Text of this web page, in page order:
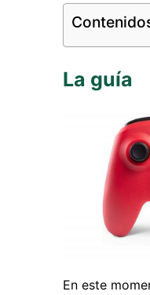
La guía
En este